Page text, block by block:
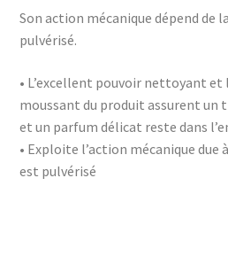
Son action mécanique dépend de
pulvérisé.
• L’excellent pouvoir nettoyant
moussant du produit assurent un
et un parfum délicat reste dans
• Exploite l’action mécanique due
est pulvérisé